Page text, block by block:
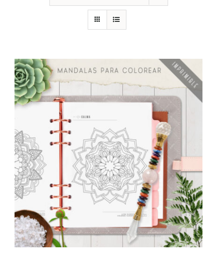
PRODUCTOS
ARTÍCULOS
ACERCA
CONTACTO
Carrito